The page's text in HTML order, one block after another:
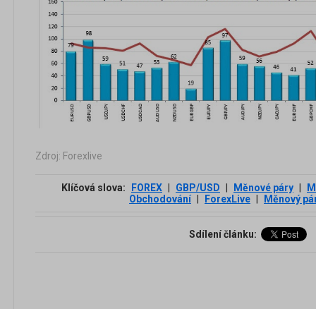
Zdroj: Forexlive
Klíčová slova: FOREX GBP/USD Měnové páry
Obchodování
ForexLive Měnový
Sdílení článku: